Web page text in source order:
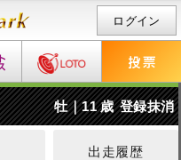
ログイン
牡｜11 歳 登録抹消
出走履歴